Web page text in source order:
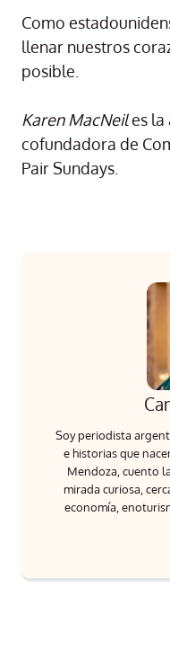
Como
llenar nuestros
posible.
Karen MacNeiles la
cofundadora de
Pair Sundays.
Soy periodista
e historias que
Mendoza, cuento
mirada curiosa,
economía,